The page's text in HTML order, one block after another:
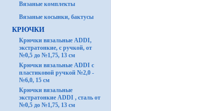
Вязаные комплекты
Вязаные косынки, бактусы
КРЮЧКИ
Крючки вязальные ADDI,
экстратонкие, с ручкой, от
№0,5 до №1,75, 13 см
Крючки вязальные ADDI с
пластиковой ручкой №2,0 -
№6,0, 15 см
Крючки вязальные
экстратонкие ADDI , сталь от
№0,5 до №1,75, 13 см